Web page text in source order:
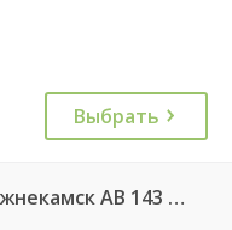
Выбрать
Набережные Челны АВ — Нижнекамск АВ 143 РТ